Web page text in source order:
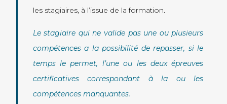
les stagiaires, à l’issue de la formation.
Le stagiaire qui ne valide pas une ou plusieurs
compétences a la possibilité de repasser, si le
temps le permet, l’une ou les deux épreuves
certificatives correspondant à la ou les
compétences manquantes.